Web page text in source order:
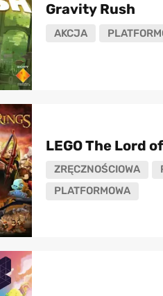
Gravity Rush
AKCJA
LEGO The Lord
ZRĘCZNOŚCIOWA
PLATFORMOWA